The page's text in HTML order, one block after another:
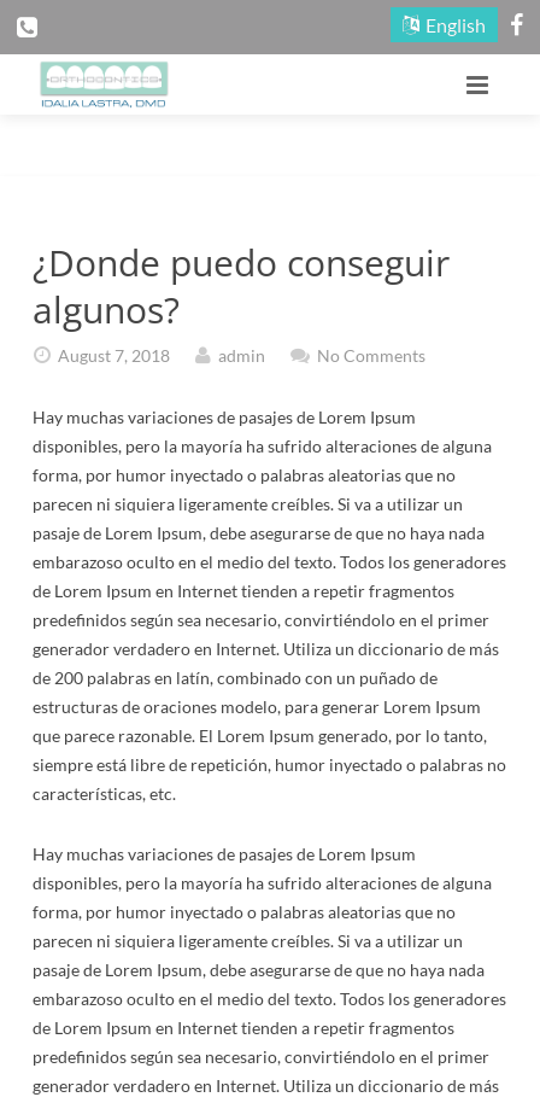
English
Acerca De Nuestros Doctores
Conozca A Nuestro Equipo
Mapas Y Direcciones
Visite Nuestra Oficina
Información Del Paciente
Primera Consulta
Razones Para Tratamiento
Información De Pago
Información De Citas
Formularios Del Paciente
Glosario De Ortodoncia
Preguntas Frecuentes
Tratamientos
Tratamiento Para Niños
Tratamiento Para Adultos
Tipos De Frenillos (Aparatos)
Retenedores
Aparatos Ortodonticos
Cirugia Ortognática
Higiene Dental
Comiendo Con Frenillos
Problemas Comunes
Tecnologías Nuevas
Zonas De Diverción
Concursos
Boletín/Eventos
Promociones
Contáctenos
Blog
¿Donde puedo conseguir
algunos?
August 7, 2018 admin No Comments
Hay muchas variaciones de pasajes de Lorem Ipsum
disponibles, pero la mayoría ha sufrido alteraciones de alguna
forma, por humor inyectado o palabras aleatorias que no
parecen ni siquiera ligeramente creíbles. Si va a utilizar un
pasaje de Lorem Ipsum, debe asegurarse de que no haya nada
embarazoso oculto en el medio del texto. Todos los generadores
de Lorem Ipsum en Internet tienden a repetir fragmentos
predefinidos según sea necesario, convirtiéndolo en el primer
generador verdadero en Internet. Utiliza un diccionario de más
de 200 palabras en latín, combinado con un puñado de
estructuras de oraciones modelo, para generar Lorem Ipsum
que parece razonable. El Lorem Ipsum generado, por lo tanto,
siempre está libre de repetición, humor inyectado o palabras no
características, etc.
Hay muchas variaciones de pasajes de Lorem Ipsum
disponibles, pero la mayoría ha sufrido alteraciones de alguna
forma, por humor inyectado o palabras aleatorias que no
parecen ni siquiera ligeramente creíbles. Si va a utilizar un
pasaje de Lorem Ipsum, debe asegurarse de que no haya nada
embarazoso oculto en el medio del texto. Todos los generadores
de Lorem Ipsum en Internet tienden a repetir fragmentos
predefinidos según sea necesario, convirtiéndolo en el primer
generador verdadero en Internet. Utiliza un diccionario de más